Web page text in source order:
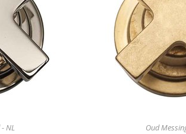
NL Oud